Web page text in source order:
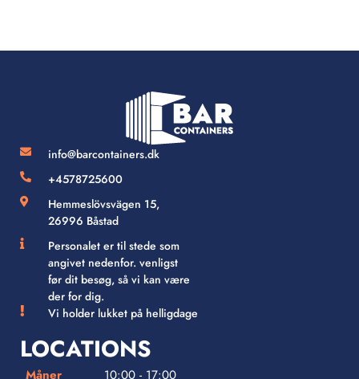
info@barcontainers.dk
+4578725600
Hemmeslövsvägen 15,
26996 Båstad
Personalet er til stede som
angivet nedenfor. venligst
før dit besøg, så vi kan være
der for dig.
Vi holder lukket på helligdage
LOCATIONS
Måner
10:00 - 17:00